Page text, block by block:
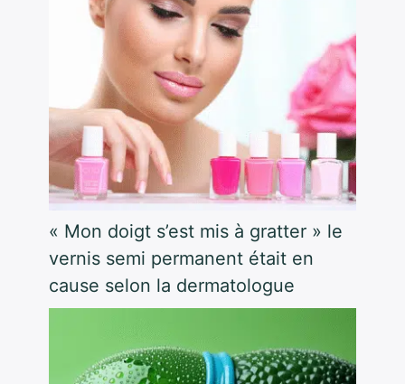
« Mon doigt s’est mis à gratter » le
vernis semi permanent était en
cause selon la dermatologue